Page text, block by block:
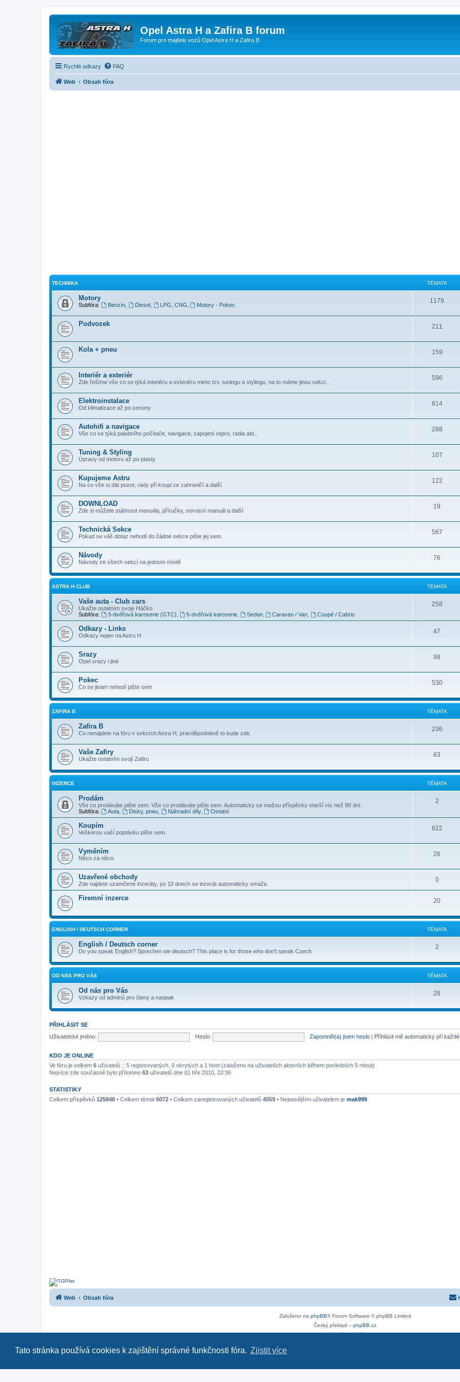
Tato stránka používá cookies k zajištění správné funkčnosti fóra. Zjistit více
Opel Astra H a Zafira B forum
Forum pro majitele vozů Opel Astra H a Zafira B
Rychlé odkazy FAQ
Web Obsah fóra
TECHNIKA TÉMATA
Motory
Subfóra: Benzín, Diesel, LPG, CNG Motory - Pokec
1179
Podvozek 211
Kola + pneu 159
Interiér a exteriér
Zde řešíme vše co se týká interiéru a exteriéru mimo tzv. tuningu a stylingu, na to máme jinou sekci...
596
Elektroinstalace
Od klimatizace až po xenony
814
Autohifi a navigace
Vše co se týká palubního počítače, navigace, zapojení repro, radia atd..
288
Tuning & Styling
Úpravy od motoru až po plasty
107
Kupujeme Astru
Na co vše si dát pozor, rady při koupi ze zahraničí a další
122
DOWNLOAD
Zde si můžete stáhnout manuály, příručky, servisní manuál a další
19
Technická Sekce
Pokud se váš dotaz nehodí do žádné sekce pište jej sem.
567
Návody
Návody ze všech sekcí na jednom místě
76
ASTRA H CLUB TÉMATA
Vaše auta - Club cars
Ukažte ostatním svoje Háčko
Subfóra:
3-dvéřová karoserie (GTC) 5-dvéřová karoserie, Sedan, Caravan / Van Coupé / Cabrio
258
Odkazy - Links
Odkazy nejen na Astru H
47
Srazy
Opel srazy i jiné
98
Pokec
Co se jinam nehodí pište sem
530
ZAFIRA B TÉMATA
Zafira B
Co nenajdete na fóru v sekcích Astra H, pravděpodobně to bude zde.
236
Vaše Zafiry
Ukažte ostatním svojí Zafiru
63
INZERCE TÉMATA
Prodám
Vše co prodáváte pište sem. Vše co prodáváte pište sem. Automaticky se mažou příspěvky starší víc než 90 dní.
Subfóra:
Auta, Disky, pneu, Náhradní díly, Ostatní
2
Koupím
Veškerou vaší poptávku pište sem.
622
Vyměním
Něco za něco
26
Uzavřené obchody
Zde najdete uzamčené inzeráty, po 10 dnech se inzerát automaticky smaže.
0
Firemní inzerce 20
ENGLISH / DEUTSCH CORNER TÉMATA
English / Deutsch corner
Do you speak English? Sprechen sie deutsch? This place is for those who don't speak Czech
2
OD NÁS PRO VÁS TÉMATA
Od nás pro Vás
Vzkazy od adminů pro členy a naopak
28
PŘIHLÁSIT SE
Uživatelské jméno:
Heslo: Zapomněl(a) jsem heslo | Přihlásit mě automaticky při
KDO JE ONLINE
Ve fóru je celkem 6 uživatelů :: 5 registrovaných, 0 skrytých a 1 host (založeno na uživatelích aktivních během posledních 5 minut)
Nejvíce zde současně bylo přítomno 63 uživatelů dne 01 bře 2010, 22:36
STATISTIKY
Celkem příspěvků 125848 • Celkem témat 6072 • Celkem zaregistrovaných uživatelů 4559 • Nejnovějším uživatelem je mak999
Web Obsah fóra
Založeno na phpBB® Forum Software © phpBB Limited
Český překlad – phpBB.cz
Soukromí|Podmínky